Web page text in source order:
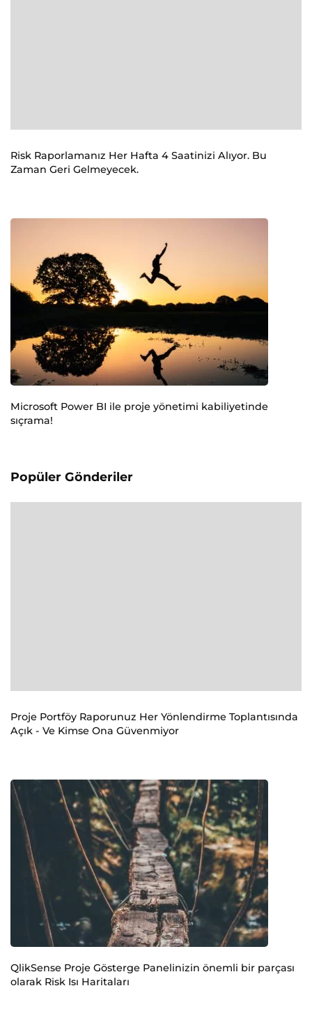
Risk Raporlamanız Her Hafta 4 Saatinizi Alıyor. Bu
Zaman Geri Gelmeyecek.
Microsoft Power BI ile proje yönetimi kabiliyetinde
sıçrama!
Popüler Gönderiler
Proje Portföy Raporunuz Her Yönlendirme Toplantısında
Açık - Ve Kimse Ona Güvenmiyor
QlikSense Proje Gösterge Panelinizin önemli bir parçası
olarak Risk Isı Haritaları